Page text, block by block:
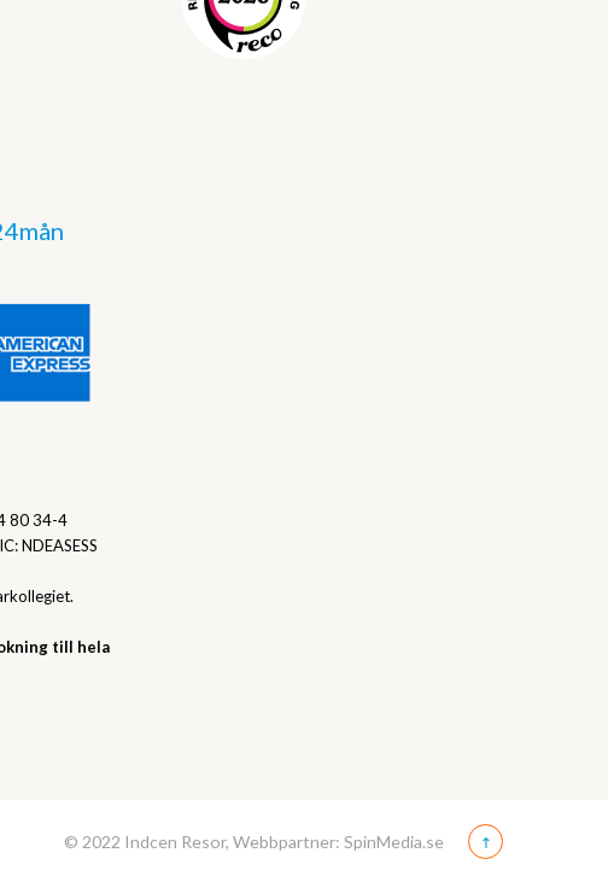
80 34-4
NDEASESS
till hela
© 2022 Indcen Resor, Webbpartner: SpinMedia.se